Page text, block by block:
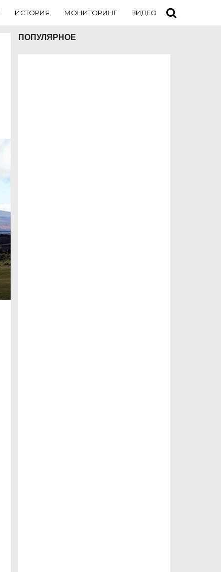
ИСТОРИЯ МОНИТОРИНГ ВИДЕО ТУРИСТАМ
ПОПУЛЯРНОЕ